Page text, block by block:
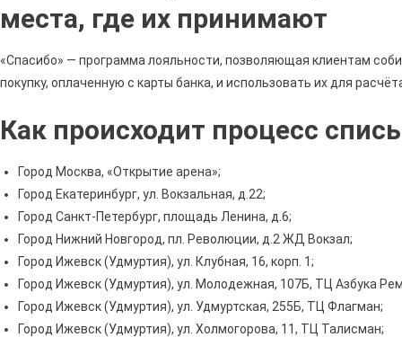
места, где их принимают
«Спасибо» — программа лояльности, позволяющая клиентам
покупку, оплаченную с карты банка, и использовать их для
Как происходит процесс
Город Москва, «Открытие арена»;
Город Екатеринбург, ул. Вокзальная, д.22;
Город Санкт-Петербург, площадь Ленина, д.6;
Город Нижний Новгород, пл. Революции, д.2 ЖД Вокзал;
Город Ижевск (Удмуртия), ул. Клубная, 16, корп. 1;
Город Ижевск (Удмуртия), ул. Молодежная, 107Б, ТЦ Азбука
Город Ижевск (Удмуртия), ул. Удмуртская, 255Б, ТЦ Флагман;
Город Ижевск (Удмуртия), ул. Холмогорова, 11, ТЦ Талисман;